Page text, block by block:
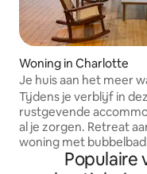
Woning in Charlotte
Je huis aan het meer
Tijdens je verblijf in
rustgevende
al je zorgen. Retreat aan het meer: 3BR-
woning met
en een prachtig uitzicht Ontsnap naar
Populaire